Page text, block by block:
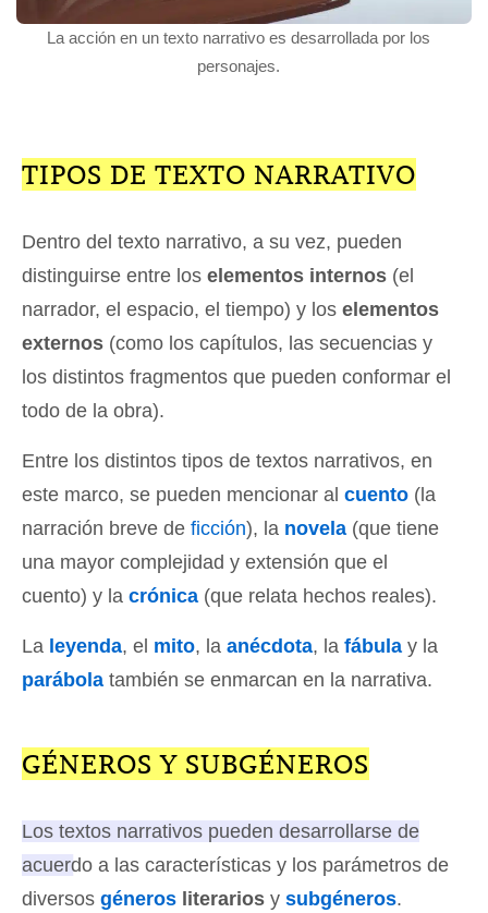
La acción en un texto narrativo es desarrollada por los
personajes.
TIPOS DE TEXTO NARRATIVO
Dentro del texto narrativo, a su vez, pueden
distinguirse entre los elementos internos (el
narrador, el espacio, el tiempo) y los elementos
externos (como los capítulos, las secuencias y
los distintos fragmentos que pueden conformar el
todo de la obra).
Entre los distintos tipos de textos narrativos, en
este marco, se pueden mencionar al cuento (la
narración breve de ficción), la novela (que tiene
una mayor complejidad y extensión que el
cuento) y la crónica (que relata hechos reales).
La leyenda, el mito, la anécdota, la fábula y la
parábola también se enmarcan en la narrativa.
GÉNEROS Y SUBGÉNEROS
Los textos narrativos pueden desarrollarse de
acuerdo a las características y los parámetros de
diversos géneros literarios y subgéneros.